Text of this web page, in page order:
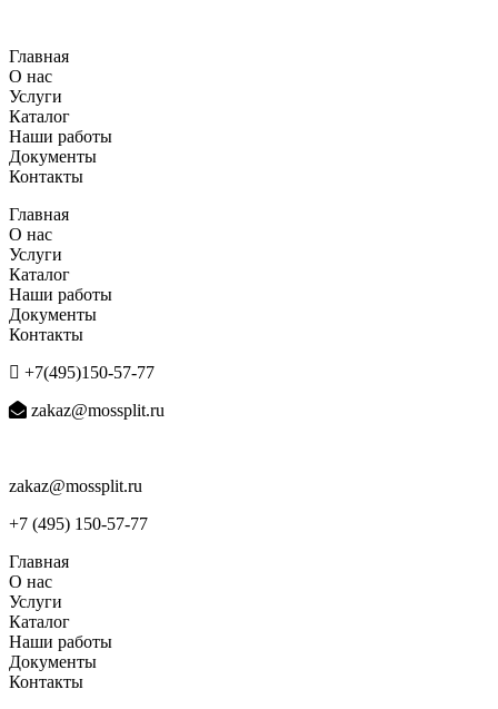
содержимому
Главная
О нас
Услуги
Каталог
Наши работы
Документы
Контакты
Главная
О нас
Услуги
Каталог
Наши работы
Документы
Контакты
+7(495)150-57-77
zakaz@mossplit.ru
zakaz@mossplit.ru
+7 (495) 150-57-77
Главная
О нас
Услуги
Каталог
Наши работы
Документы
Контакты